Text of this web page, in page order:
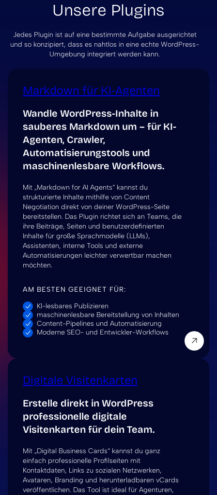
Unsere Plugins
Jedes Plugin ist auf eine bestimmte Aufgabe ausgerichtet
und so konzipiert, dass es nahtlos in eine echte WordPress-
Umgebung integriert werden kann.
Markdown für KI-Agenten
Wandle WordPress-Inhalte in
sauberes Markdown um – für KI-
Agenten, Crawler,
Automatisierungstools und
maschinenlesbare Workflows.
Mit „Markdown for AI Agents“ kannst du
strukturierte Inhalte mithilfe von Content
Negotiation direkt von deiner WordPress-Seite
bereitstellen. Das Plugin richtet sich an Teams, die
ihre Beiträge, Seiten und benutzerdefinierten
Inhalte für große Sprachmodelle (LLMs),
Assistenten, interne Tools und externe
Automatisierungen leichter verwertbar machen
möchten.
AM BESTEN GEEIGNET FÜR:
KI-lesbares Publizieren
maschinenlesbare Bereitstellung von Inhalten
Content-Pipelines und Automatisierung
Moderne SEO- und Entwickler-Workflows
Digitale Visitenkarten
Erstelle direkt in WordPress
professionelle digitale
Visitenkarten für dein Team.
Mit „Digital Business Cards“ kannst du ganz
einfach professionelle Profilseiten mit
Kontaktdaten, Links zu sozialen Netzwerken,
Avataren, Branding und herunterladbaren vCards
veröffentlichen. Das Tool ist ideal für Agenturen,